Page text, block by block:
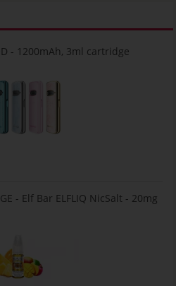
- 1200mAh, 3ml cartridge
- Elf Bar ELFLIQ NicSalt - 20mg